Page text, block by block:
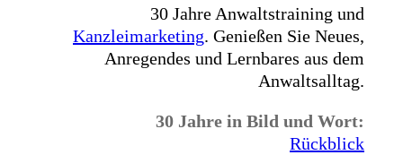
30 Jahre Anwaltstraining und
Kanzleimarketing. Genießen Sie Neues,
Anregendes und Lernbares aus dem
Anwaltsalltag.
30 Jahre in Bild und Wort:
Rückblick